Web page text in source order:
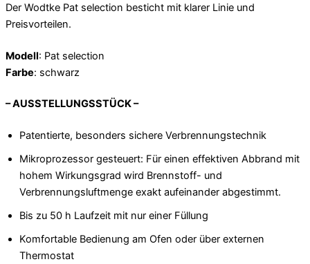
Der Wodtke Pat selection besticht mit klarer Linie und
Preisvorteilen.
Modell: Pat selection
Farbe: schwarz
– AUSSTELLUNGSSTÜCK –
Patentierte, besonders sichere Verbrennungstechnik
Mikroprozessor gesteuert: Für einen effektiven Abbrand mit
hohem Wirkungsgrad wird Brennstoff- und
Verbrennungsluftmenge exakt aufeinander abgestimmt.
Bis zu 50 h Laufzeit mit nur einer Füllung
Komfortable Bedienung am Ofen oder über externen
Thermostat